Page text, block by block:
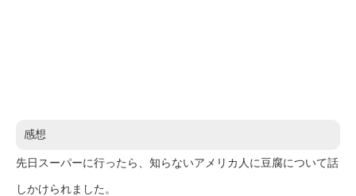
感想
先日スーパーに行ったら、知らないアメリカ人に豆腐について話
しかけられました。